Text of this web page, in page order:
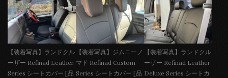
【装着写真】ランドクル
ーザー Refinad Leather
Series シートカバー [品
【装着写真】ジムニーノ
マド Refinad Custom
Series シートカバー [品
【装着写真】ランドクル
ーザー Refinad Leather
Deluxe Series シートカ